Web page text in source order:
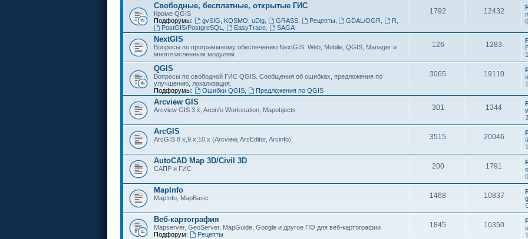
Свободные, бесплатные, открытые ГИС
Кроме QGIS
Подфорумы:
gvSIG, KOSMO, uDig, GRASS, Рецепты, GDAL/OGR R
PostGIS/PostgreSQL
EasyTrace, SAGA
1792 12432
NextGIS
Вопросы по программному обеспечению NextGIS: Web, Mobile, QGIS, Manager и
многочисленным модулям
126 1283
QGIS
Вопросы по свободной ГИС QGIS. Сообщения об ошибках, предложения по
улучшению, локализация.
Подфорумы:
Ошибки QGIS, Предложения по QGIS
3065 19110
Arcview GIS
Arcview GIS 3.x, Arcinfo Workstation, Mapobjects 301 1344
ArcGIS
ArcGIS 8.x,9.x,10.x (Arcview, ArcEditor, Arcinfo). 3515 20046
AutoCAD Map 3D/Civil 3D
САПР и ГИС 200 1791
MapInfo
MapInfo, MapBasic 1468 10837
Веб-картография
Mapserver, GeoServer, MapGuide, Google и другое ПО для веб-картографии
Подфорум:
Рецепты
1845 10350